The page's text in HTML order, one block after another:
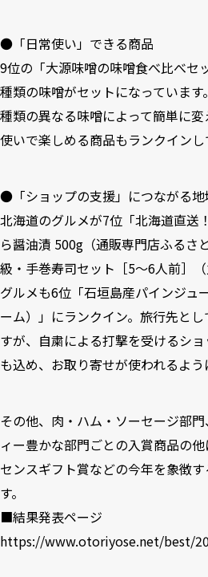
●「日常使い」できる商品
9位の「大源味噌の味噌食べ比べセ
種類の味噌がセットになっています
種類の異なる味噌によって簡単に
使いで楽しめる商品もランクインし
●「ショップの支援」につながる地
北海道のグルメが7位「北海道直送
ら醤油漬 500g（通販専門店ふるさ
級・手巻寿司セット［5～6人前］
グルメも6位「石垣島産パインジュ
ーム）」にランクイン。旅行先と
すが、自粛による打撃を受けるシ
も込め、お取り寄せが使われるよう
その他、肉・ハム・ソーセージ部
ィー豊かな部門ごとの入賞商品の
センスギフト賞などの今年を象徴
す。
■結果発表ページ
https://www.otoriyose.net/best/